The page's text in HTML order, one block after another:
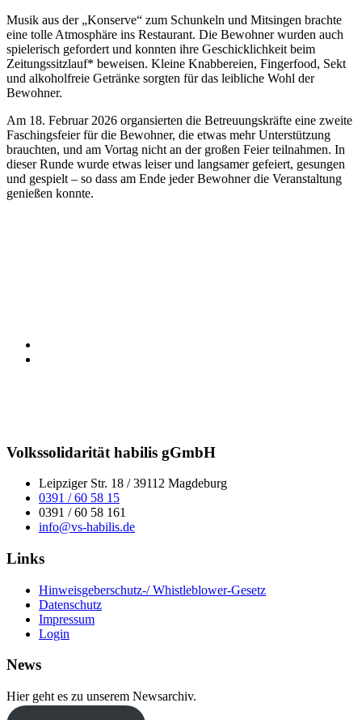
Musik aus der „Konserve“ zum Schunkeln und Mitsingen brachte
eine tolle Atmosphäre ins Restaurant. Die Bewohner wurden auch
spielerisch gefordert und konnten ihre Geschicklichkeit beim
Zeitungssitzlauf* beweisen. Kleine Knabbereien, Fingerfood, Sekt
und alkoholfreie Getränke sorgten für das leibliche Wohl der
Bewohner.
Am 18. Februar 2026 organsierten die Betreuungskräfte eine zweite
Faschingsfeier für die Bewohner, die etwas mehr Unterstützung
brauchten, und am Vortag nicht an der großen Feier teilnahmen. In
dieser Runde wurde etwas leiser und langsamer gefeiert, gesungen
und gespielt – so dass am Ende jeder Bewohner die Veranstaltung
genießen konnte.
Volkssolidarität habilis gGmbH
Leipziger Str. 18 / 39112 Magdeburg
0391 / 60 58 15
0391 / 60 58 161
info@vs-habilis.de
Links
Hinweisgeberschutz-/ Whistleblower-Gesetz
Datenschutz
Impressum
Login
News
Hier geht es zu unserem Newsarchiv.